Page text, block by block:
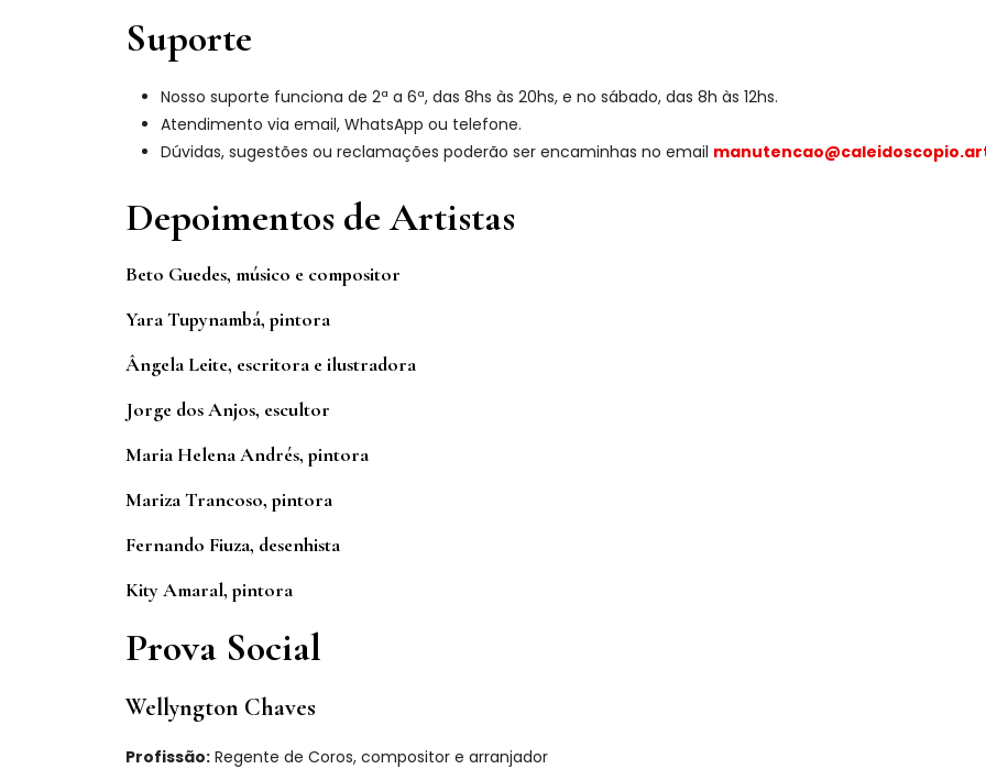
Suporte
Nosso suporte funciona de 2ª a 6ª, das 8hs às 20hs, e no sábado, das 8h às 12hs.
Atendimento via email, WhatsApp ou telefone.
Dúvidas, sugestões ou reclamações poderão ser encaminhas no email
Depoimentos de Artistas
Beto Guedes, músico e compositor
Yara Tupynambá, pintora
Ângela Leite, escritora e ilustradora
Jorge dos Anjos, escultor
Maria Helena Andrés, pintora
Mariza Trancoso, pintora
Fernando Fiuza, desenhista
Kity Amaral, pintora
Prova Social
Wellyngton Chaves
Profissão: Regente de Coros, compositor e arranjador